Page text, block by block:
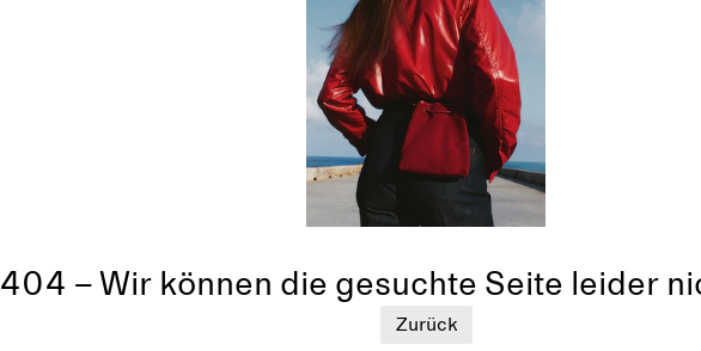
404 – Wir können die gesuchte Seite leider
Zurück